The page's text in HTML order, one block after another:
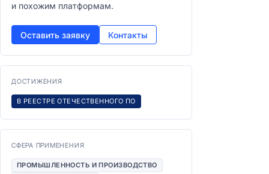
и похожим платформам.
Оставить заявку Контакты
ДОСТИЖЕНИЯ
В РЕЕСТРЕ ОТЕЧЕСТВЕННОГО ПО
СФЕРА ПРИМЕНЕНИЯ
ПРОМЫШЛЕННОСТЬ И ПРОИЗВОДСТВО